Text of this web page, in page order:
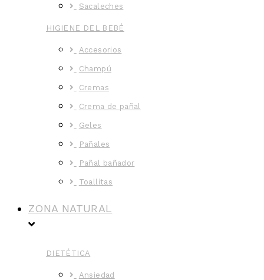
Sacaleches
HIGIENE DEL BEBÉ
Accesorios
Champú
Cremas
Crema de pañal
Geles
Pañales
Pañal bañador
Toallitas
ZONA NATURAL
DIETÉTICA
Ansiedad